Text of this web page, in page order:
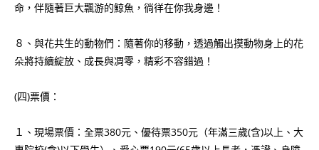
命，伴隨著巨大飄游的鯨魚，徜徉在你我身邊！
８、與花共生的動物們：隨著你的移動，透過觸出摸動物身上的花
朵將持續綻放、成長與凋零，精彩不容錯過！
(四)票價：
１、現場票價：全票380元、優待票350元（年滿三歲(含)以上、大